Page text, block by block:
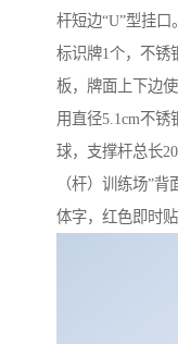
杆短边“U”型挂
标识牌1个，不锈
板，牌面上下边
用直径5.1cm不锈
球，支撑杆总长
（杆）训练场”
体字，红色即时